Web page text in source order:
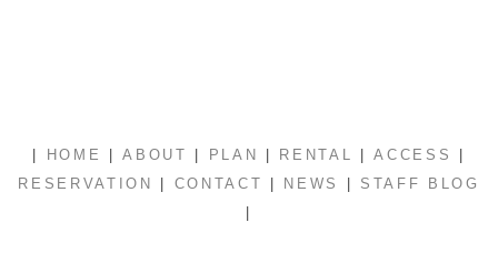
| HOME |ABOUT | PLAN | RENTAL |ACCESS |
RESERVATION | CONTACT | NEWS | STAFF BLOG
|